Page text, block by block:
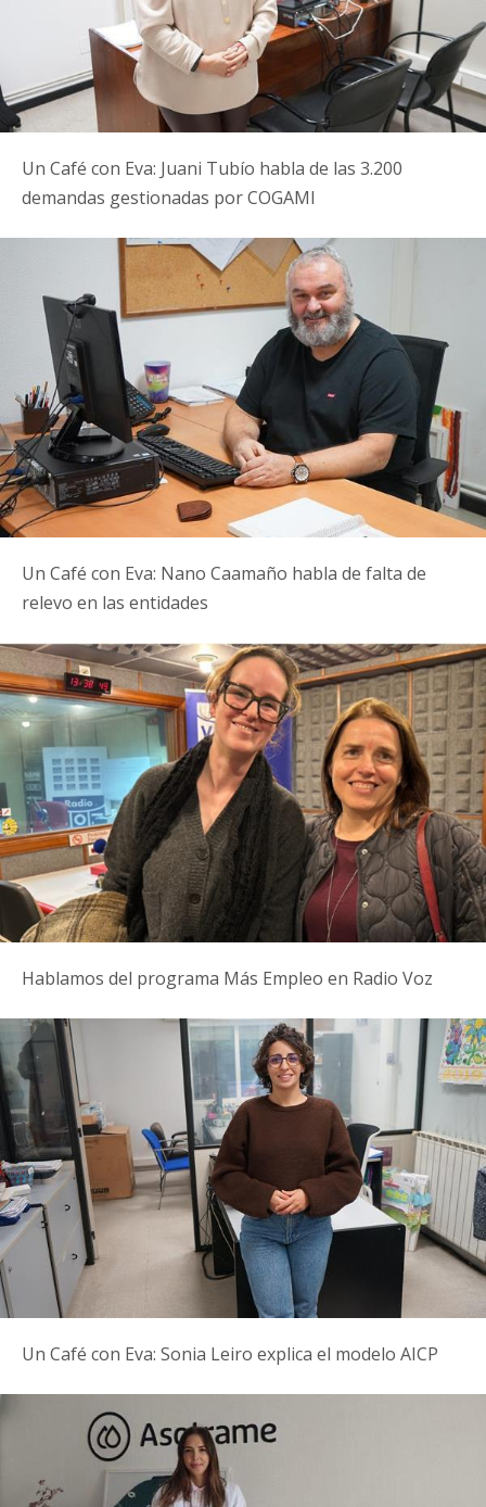
Un Café con Eva: Juani Tubío habla de las 3.200
demandas gestionadas por COGAMI
Un Café con Eva: Nano Caamaño habla de falta de
relevo en las entidades
Hablamos del programa Más Empleo en Radio Voz
Un Café con Eva: Sonia Leiro explica el modelo AICP